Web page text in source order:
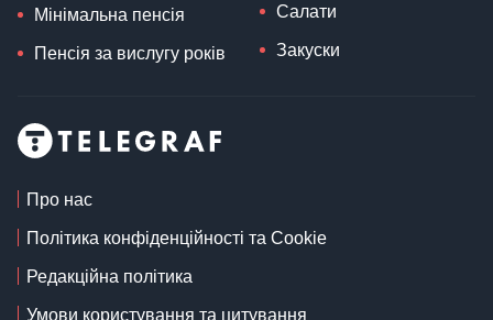
Мінімальна пенсія
Пенсія за вислугу років
Салати
Закуски
Про нас
Політика конфіденційності та Cookie
Редакційна політика
Умови користування та цитування